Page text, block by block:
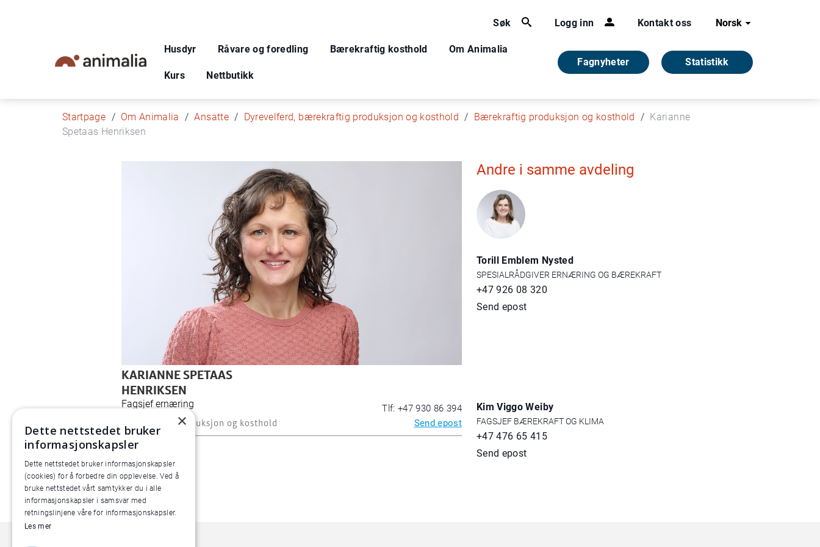
Søk Logg inn Kontakt oss Norsk
Husdyr Råvare og foredling Bærekraftig kosthold Om Animalia
Kurs Nettbutikk
Fagnyheter Statistikk
Startpage Om Animalia Ansatte Dyrevelferd, bærekraftig produksjon og kosthold Bærekraftig produksjon og kosthold
Karianne
Spetaas Henriksen
KARIANNE SPETAAS
HENRIKSEN
Fagsjef ernæring
Bærekraftig produksjon og kosthold
Tlf: +47 930 86 394
Send epost
Andre i samme avdeling
Torill Emblem Nysted
SPESIALRÅDGIVER ERNÆRING OG BÆREKRAFT
+47 926 08 320
Send epost
Kim Viggo Weiby
FAGSJEF BÆREKRAFT OG KLIMA
+47 476 65 415
Send epost
×
Dette nettstedet bruker
informasjonskapsler
Dette nettstedet bruker informasjonskapsler
(cookies) for å forbedre din opplevelse. Ved å
bruke nettstedet vårt samtykker du i alle
informasjonskapsler i samsvar med
retningslinjene våre for informasjonskapsler.
Les mer